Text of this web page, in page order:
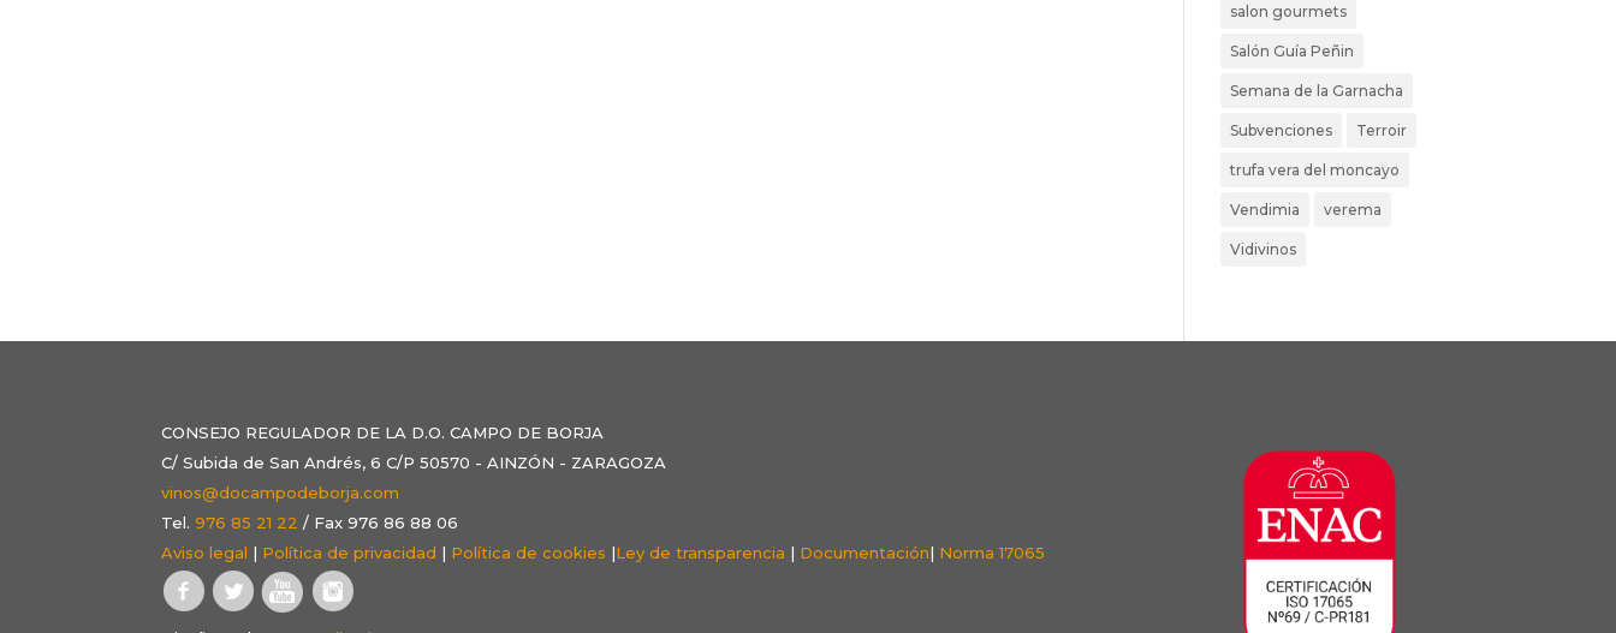
salon gourmets
Salón Guía Peñin
Semana de la Garnacha
Subvenciones Terroir
trufa vera del moncayo
Vendimia verema
Vidivinos
CONSEJO REGULADOR DE LA D.O. CAMPO DE BORJA
C/ Subida de San Andrés, 6 C/P 50570 - AINZÓN - ZARAGOZA
vinos@docampodeborja.com
Tel.976 85 21 22 / Fax 976 86 88 06
Aviso legal | Política de privacidad | Política de cookies |Ley de transparencia | Documentación| Norma 17065